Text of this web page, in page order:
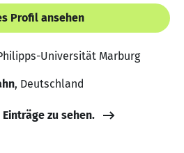
Profil ansehen
Universität Marburg
, Deutschland
zu sehen.